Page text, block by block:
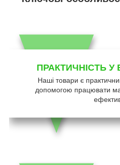
ПРАКТИЧНІСТЬ У
Наші товари є
допомогою працювати